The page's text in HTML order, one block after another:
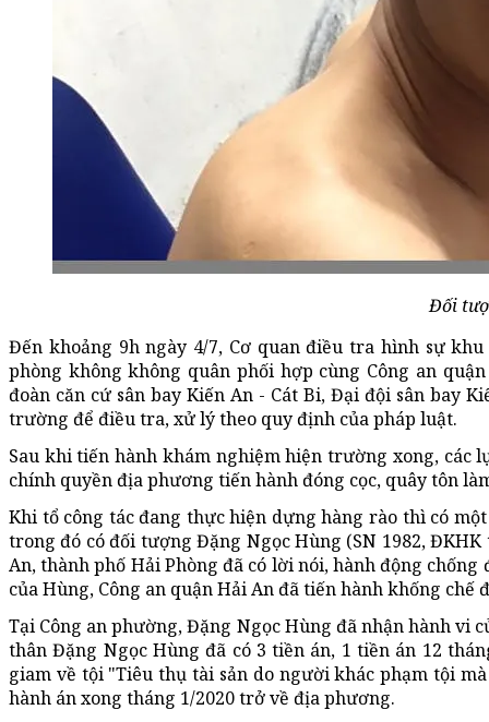
Đối
Đến khoảng 9h ngày 4/7, Cơ quan điều tra hình sự
phòng không không quân phối hợp cùng Công an
đoàn căn cứ sân bay Kiến An - Cát Bi, Đại đội sân bay
trường để điều tra, xử lý theo quy định của pháp luật.
Sau khi tiến hành khám nghiệm hiện trường xong, các
chính quyền địa phương tiến hành đóng cọc, quây tôn
Khi tổ công tác đang thực hiện dựng hàng rào thì có
trong đó có đối tượng Đặng Ngọc Hùng (SN 1982,
An, thành phố Hải Phòng đã có lời nói, hành động
của Hùng, Công an quận Hải An đã tiến hành khống
Tại Công an phường, Đặng Ngọc Hùng đã nhận hành
thân Đặng Ngọc Hùng đã có 3 tiền án, 1 tiền án 12
giam về tội "Tiêu thụ tài sản do người khác phạm tội
hành án xong tháng 1/2020 trở về địa phương.